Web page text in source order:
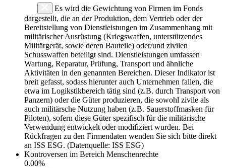
Es wird die Gewichtung von Firmen im Fonds
dargestellt, die an der Produktion, dem Vertrieb oder der
Bereitstellung von Dienstleistungen im Zusammenhang mit
militärischer Ausrüstung (Kriegswaffen, unterstützendes
Militärgerät, sowie deren Bauteile) oder/und zivilen
Schusswaffen beteiligt sind. Dienstleistungen umfassen
Wartung, Reparatur, Prüfung, Transport und ähnliche
Aktivitäten in den genannten Bereichen. Dieser Indikator ist
breit gefasst, sodass hierunter auch Unternehmen fallen, die
etwa im Logikstikbereich tätig sind (z.B. durch Transport von
Panzern) oder die Güter produzieren, die sowohl zivile als
auch militärsche Nutzung haben (z.B. Sauerstoffmasken für
Piloten), sofern diese Güter spezifisch für die militärische
Verwendung entwickelt oder modifiziert wurden. Bei
Rückfragen zu den Firmendaten wenden Sie sich bitte direkt
an ISS ESG. (Datenquelle: ISS ESG)
Kontroversen im Bereich Menschenrechte
0.00%